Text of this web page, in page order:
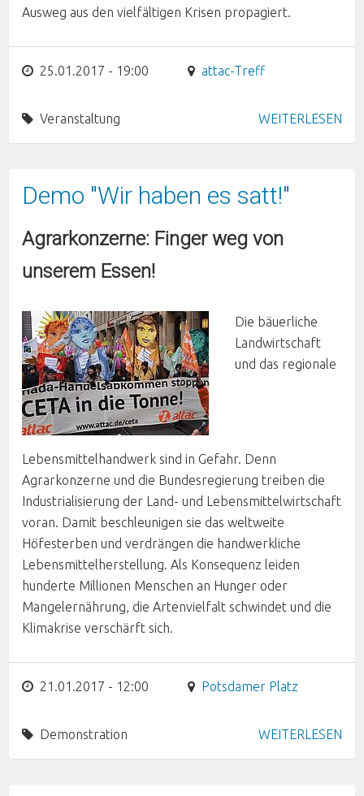
Ausweg aus den vielfältigen Krisen propagiert.
25.01.2017 - 19:00 attac-Treff
Veranstaltung WEITERLESEN
Demo "Wir haben es satt!"
Agrarkonzerne: Finger weg von
unserem Essen!
Die bäuerliche
Landwirtschaft
und das regionale
Lebensmittelhandwerk sind in Gefahr. Denn
Agrarkonzerne und die Bundesregierung treiben die
Industrialisierung der Land- und Lebensmittelwirtschaft
voran. Damit beschleunigen sie das weltweite
Höfesterben und verdrängen die handwerkliche
Lebensmittelherstellung. Als Konsequenz leiden
hunderte Millionen Menschen an Hunger oder
Mangelernährung, die Artenvielfalt schwindet und die
Klimakrise verschärft sich.
21.01.2017 - 12:00 Potsdamer Platz
Demonstration WEITERLESEN